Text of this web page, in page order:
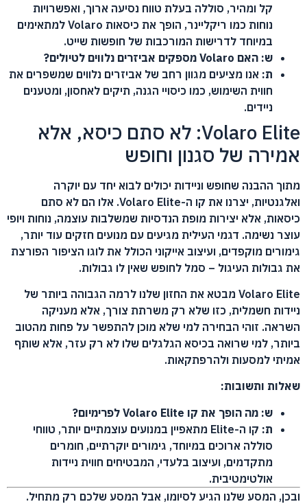
קל ומהיר, סוללה בעלת טווח נסיעה ארוך, ואפשרויות
נוחות כמו ריקליינר, הופך את כיסאות Volaro למתאימים
במיוחד לדרישות המורכבות של חופשות שייט.
ש: האם Volaro מספקים אביזרים נלווים לטיולים?
ת: אנו מציעים מגוון רחב של אביזרים נלווים שמשפרים את
חווית השימוש, כמו כיסויי הגנה, תיקים לאחסון, ומטענים
ניידים.
Volaro Elite: לא סתם כיסא, אלא
אמירה של סגנון וחופש
מתוך ההבנה שחופש וניידות יכולים לבוא יחד עם יוקרה
ואלגנטיות, יצרנו את קו ה-Volaro Elite. אלו הם לא סתם
כיסאות, אלא יצירות מופת הנדסיות שמשלבות עוצמה, נוחות ויופי
עוצר נשימה. דגמי העילית מגיעים עם מנועים חזקים עוד יותר,
גימורים מוקפדים, ועיצוב אייקוני הכולל את לוגו הציפור הפורצת
את גבולות העיגול – סמל לחופש שאין לו גבולות.
Volaro Elite מבטא את החזון שלנו לרמה הגבוהה ביותר של
ניידות חשמלית, כזו שלא רק משרתת צורך, אלא מעניקה
השראה. זוהי הבחירה למי שלא מוכן להתפשר על פחות מהטוב
ביותר, למי שרואה בכיסא הגלגלים שלו לא רק עזר, אלא שותף
אמיתי למסעות ולהרפתקאות.
שאלות ותשובות:
ש: מה הופך את קו Volaro Elite לפרימיום?
ת:
קו ה-Elite מתאפיין במנועים עוצמתיים יותר, טווחי
סוללה ארוכים במיוחד, גימורים יוקרתיים, חומרים
מתקדמים, ועיצוב בלעדי, המבטיחים חווית ניידות
אולטימטיבית.
ובכן, המסע שלנו הגיע לסיומו, אבל המסע שלכם רק מתחיל.